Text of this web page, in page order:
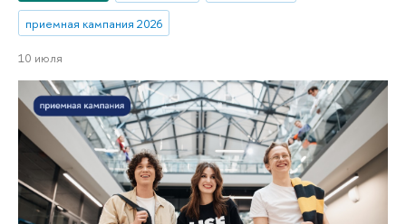
приемная кампания 2026
10 июля